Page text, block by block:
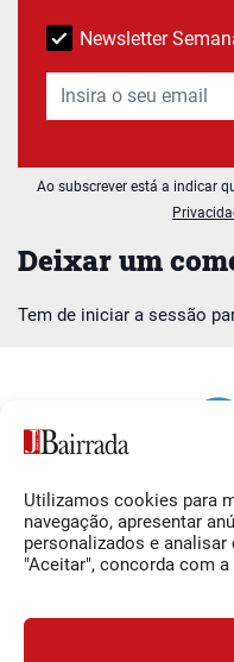
Utilizamos cookies para
navegação, apresentar
personalizados e
"Aceitar", concorda com
Deixar um
Tem de iniciar a sessão
Newsletter
Ao subscrever está a indicar
Siga-nos
Facebook